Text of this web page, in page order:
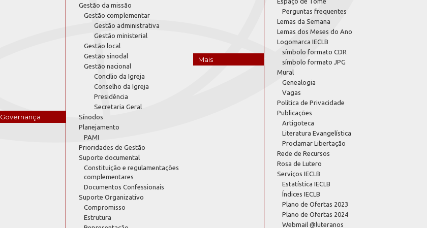
Governança
Gestão da missão
Gestão complementar
Gestão administrativa
Gestão ministerial
Gestão local
Gestão sinodal
Gestão nacional
Concílio da Igreja
Conselho da Igreja
Presidência
Secretaria Geral
Sínodos
Planejamento
PAMI
Prioridades de Gestão
Suporte documental
Constituição e regulamentações
complementares
Documentos Confessionais
Suporte Organizativo
Compromisso
Estrutura
Mais
Perguntas frequentes
Lemas da Semana
Lemas dos Meses do Ano
Logomarca IECLB
símbolo formato CDR
símbolo formato JPG
Mural
Genealogia
Vagas
Política de Privacidade
Publicações
Artigoteca
Literatura Evangelística
Proclamar Libertação
Rede de Recursos
Rosa de Lutero
Serviços IECLB
Estatística IECLB
Índices IECLB
Plano de Ofertas 2023
Plano de Ofertas 2024
Webmail @luteranos